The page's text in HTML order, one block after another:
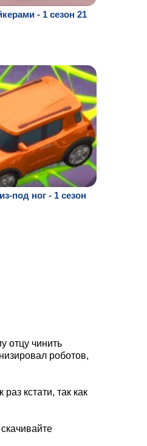
- 1 сезон 21
под ног - 1 сезон
отцу чинить
роботов,
кстати, так как